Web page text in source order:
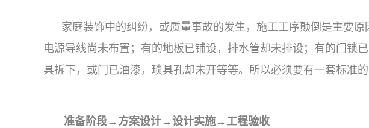
家庭装饰中的纠纷，或质量事故的发生，施工工序颠倒是主要原
电源导线尚未布置；有的地板已铺设，排水管却未排设；有的门锁
具拆下，或门已油漆，琐具孔却未开等等。所以必须要有一套标准的
准备阶段→方案设计→设计实施→工程验收